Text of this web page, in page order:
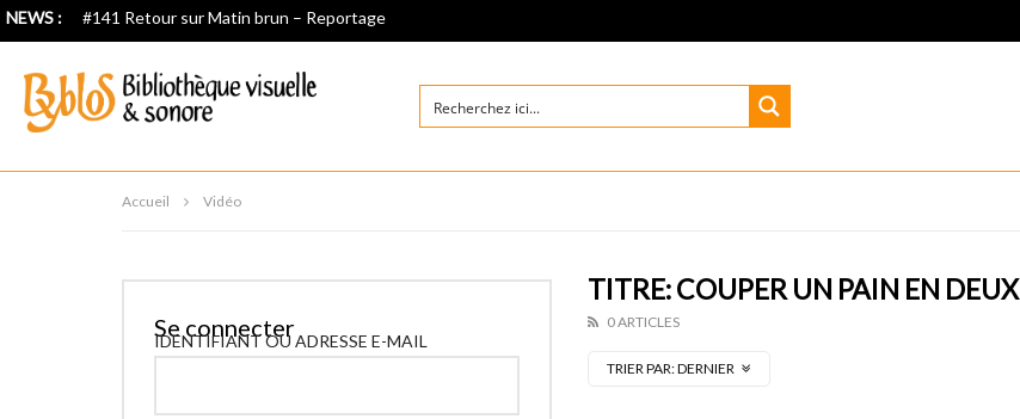
NEWS : #141 Retour sur Matin brun – Reportage
Accueil Vidéo
TITRE: COUPER UN PAIN EN DEUX
0 ARTICLES
TRIER PAR:DERNIER
Se connecter
IDENTIFIANT OU ADRESSE E-MAIL